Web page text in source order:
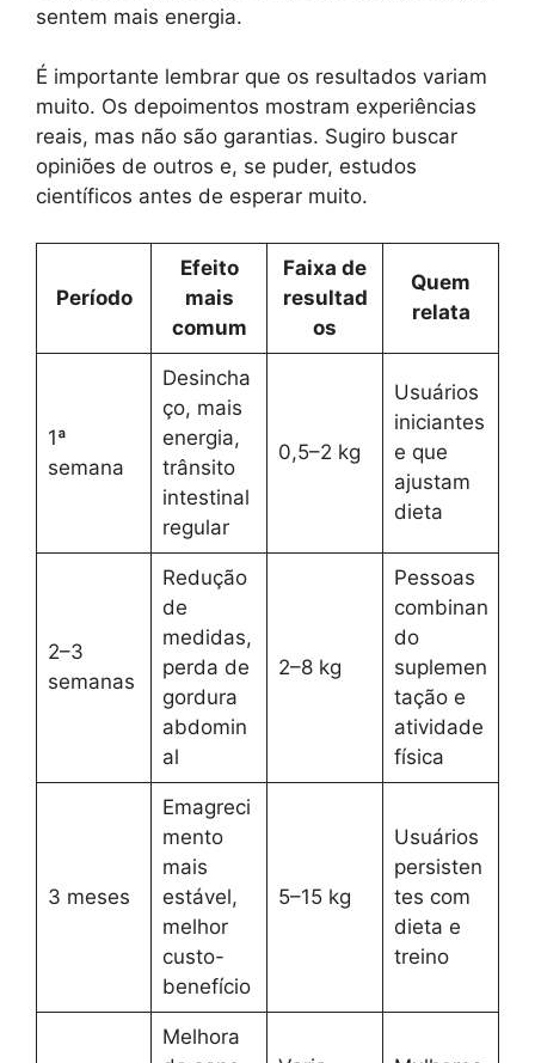
sentem mais energia.
É importante lembrar que os resultados variam
muito. Os depoimentos mostram experiências
reais, mas não são garantias. Sugiro buscar
opiniões de outros e, se puder, estudos
científicos antes de esperar muito.
Período
Efeito
mais
comum
Faixa de
resultad
os
Quem
relata
1ª
semana
Desincha
ço, mais
energia,
trânsito
intestinal
regular
0,5–2 kg
Usuários
iniciantes
e que
ajustam
dieta
2–3
semanas
Redução
de
medidas,
perda de
gordura
abdomin
al
2–8 kg
Pessoas
combinan
do
suplemen
tação e
atividade
física
3 meses
Emagreci
mento
mais
estável,
melhor
custo-
benefício
5–15 kg
Usuários
persisten
tes com
dieta e
treino
Melhora